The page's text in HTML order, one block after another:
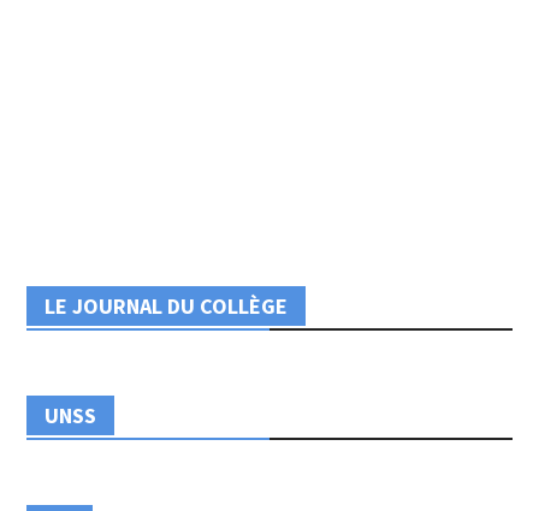
LE JOURNAL DU COLLÈGE
UNSS